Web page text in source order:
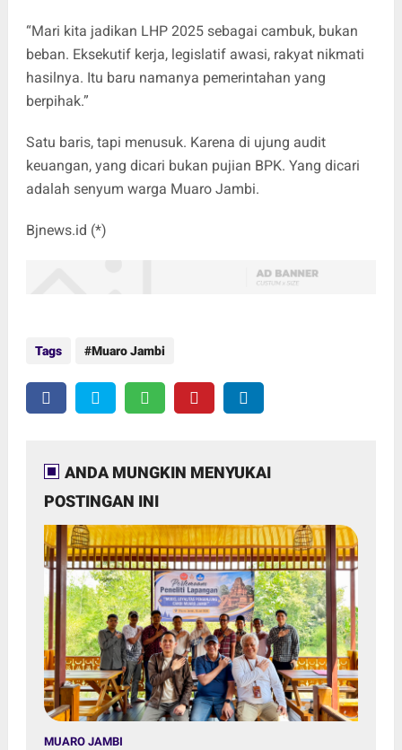
“Mari kita jadikan LHP 2025 sebagai cambuk, bukan
beban. Eksekutif kerja, legislatif awasi, rakyat nikmati
hasilnya. Itu baru namanya pemerintahan yang
berpihak.”
Satu baris, tapi menusuk. Karena di ujung audit
keuangan, yang dicari bukan pujian BPK. Yang dicari
adalah senyum warga Muaro Jambi.
Bjnews.id (*)
Tags Muaro Jambi
ANDA MUNGKIN MENYUKAI
POSTINGAN INI
MUARO JAMBI